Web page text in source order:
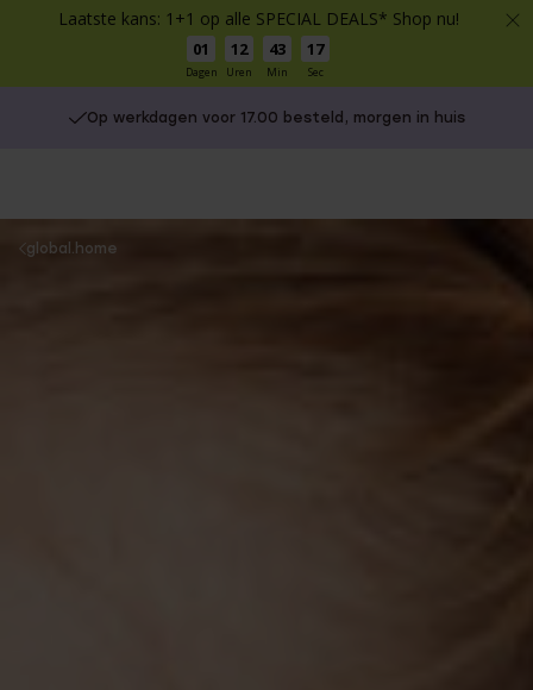
Laatste kans: 1+1 op alle SPECIAL DEALS* Shop nu!
01
Dagen
12
Uren
43
Min
16
Sec
Op werkdagen voor 17.00 besteld, morgen in huis
You
global.home